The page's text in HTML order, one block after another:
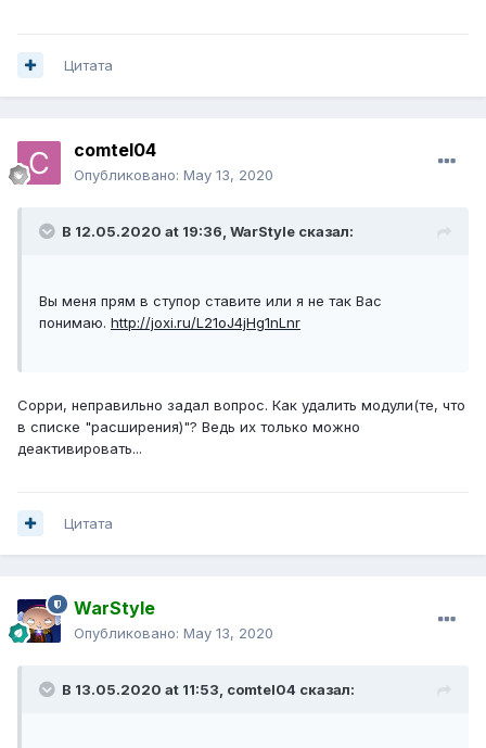
Цитата
comtel04
Опубликовано: May 13, 2020
В 12.05.2020 at 19:36, WarStyle сказал:
Вы меня прям в ступор ставите или я не так Вас
понимаю. http://joxi.ru/L21oJ4jHg1nLnr
Сорри, неправильно задал вопрос. Как удалить модули(те, что
в списке "расширения)"? Ведь их только можно
деактивировать...
Цитата
WarStyle
Опубликовано: May 13, 2020
В 13.05.2020 at 11:53, comtel04 сказал: